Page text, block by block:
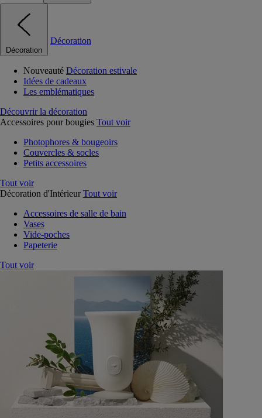
Décoration
Décoration
Nouveauté Décoration estivale
Idées de cadeaux
Les emblématiques
Découvrir la décoration
Accessoires pour bougies Tout voir
Photophores & bougeoirs
Couvercles & socles
Petits accessoires
Tout voir
Décoration d'Intérieur Tout voir
Accessoires de salle de bain
Vases
Vide-poches
Papeterie
Tout voir